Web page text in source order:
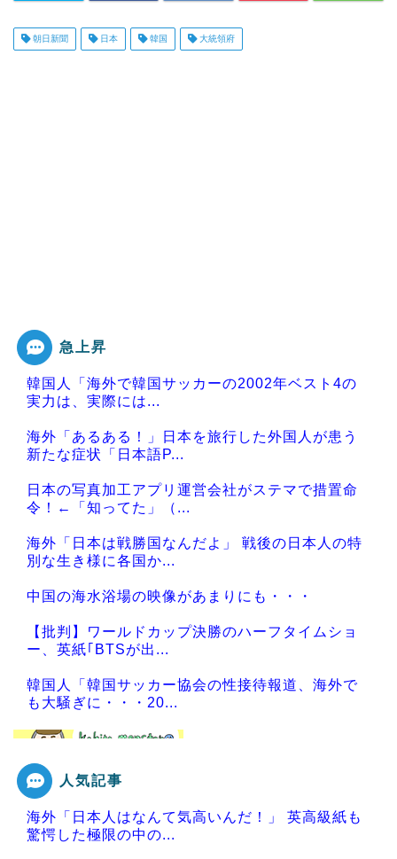
朝日新聞 日本 韓国 大統領府
急上昇
韓国人「海外で韓国サッカーの2002年ベスト4の
実力は、実際には...
海外「あるある！」日本を旅行した外国人が患う
新たな症状「日本語P...
日本の写真加工アプリ運営会社がステマで措置命
令！←「知ってた」（...
海外「日本は戦勝国なんだよ」 戦後の日本人の特
別な生き様に各国か...
中国の海水浴場の映像があまりにも・・・
【批判】ワールドカップ決勝のハーフタイムショ
ー、英紙｢BTSが出...
韓国人「韓国サッカー協会の性接待報道、海外で
も大騒ぎに・・・20...
Powered by livedoor 相互RSS
人気記事
海外「日本人はなんて気高いんだ！」 英高級紙も
驚愕した極限の中の...